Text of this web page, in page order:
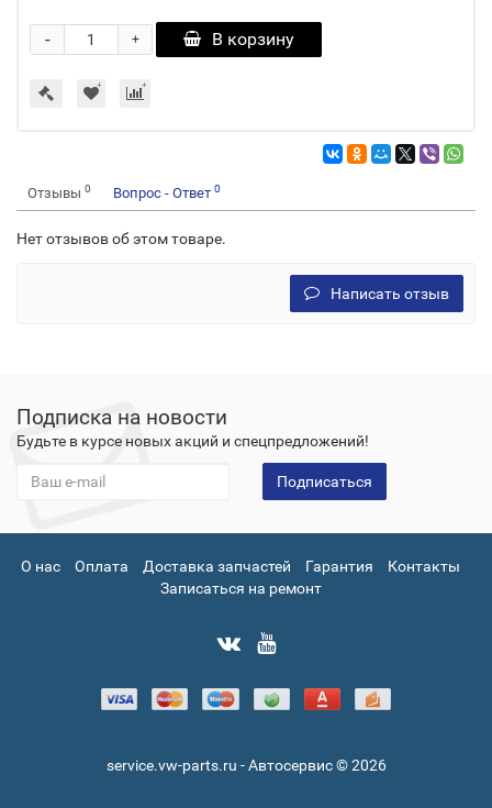
+
- В корзину
Отзывы 0 Вопрос - Ответ 0
Нет отзывов об этом товаре.
Написать отзыв
Подписка на новости
Будьте в курсе новых акций и спецпредложений!
Подписаться
О нас Оплата Доставка запчастей Гарантия
Контакты
Записаться на ремонт
service.vw-parts.ru - Автосервис © 2026